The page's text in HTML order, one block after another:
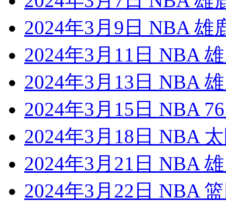
2024年3月9日 NBA 雄
2024年3月11日 NBA
2024年3月13日 NBA
2024年3月15日 NBA
2024年3月18日 NBA
2024年3月21日 NBA
2024年3月22日 NBA